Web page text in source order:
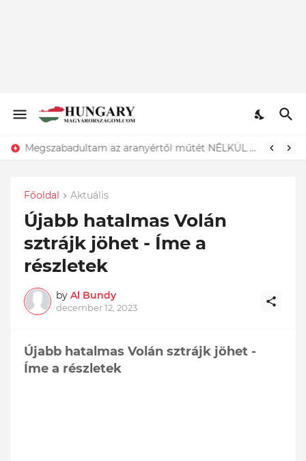
Azonnali műsorváltozást jelentett be az RTL - ITT az elképesztő oka...Megtörtént
Főoldal Aktuális
Újabb hatalmas Volán
sztrájk jöhet - Íme a
részletek
by Al Bundy
december 12, 2023
Újabb hatalmas Volán sztrájk jöhet -
Íme a részletek